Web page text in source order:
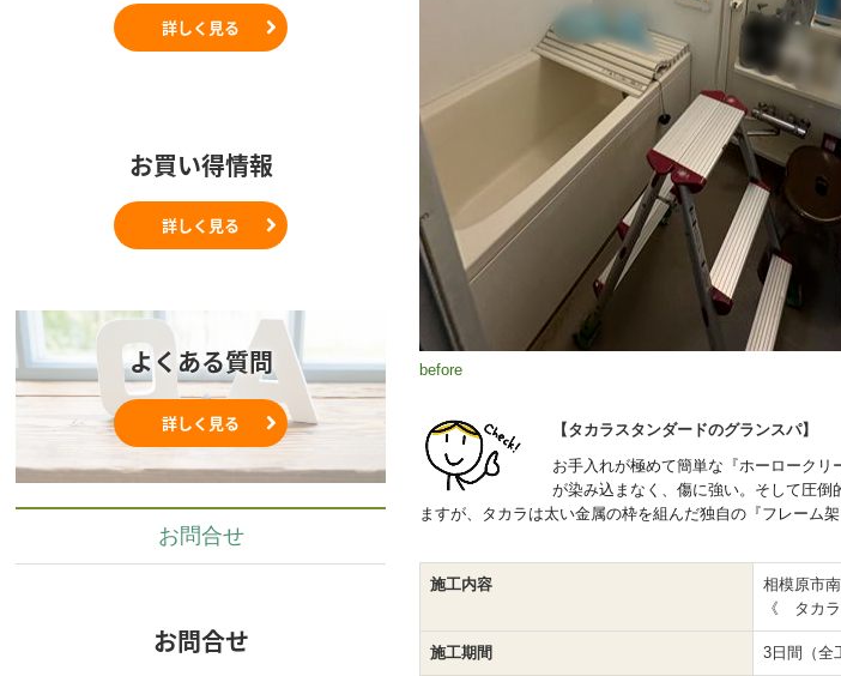
詳しく見る
お買い得情報
詳しく見る
よくある質問
詳しく見る
お問合せ
お問合せ
before
【タカラスタンダードのグランスパ】
お手入れが極めて簡単な『ホーローク
が染み込まなく、傷に強い。そして圧
ますが、タカラは太い金属の枠を組んだ独自の『フレーム
施工内容
相模原市
《 タカ
施工期間 3日間（全